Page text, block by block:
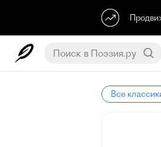
Все